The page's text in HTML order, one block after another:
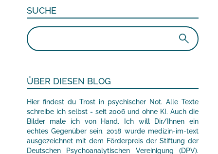
SUCHE
Suchen
nach:
ÜBER DIESEN BLOG
Hier findest du Trost in psychischer Not. Alle Texte
schreibe ich selbst - seit 2006 und ohne KI. Auch die
Bilder male ich von Hand. Ich will Dir/Ihnen ein
echtes Gegenüber sein. 2018 wurde medizin-im-text
ausgezeichnet mit dem Förderpreis der Stiftung der
Deutschen Psychoanalytischen Vereinigung (DPV).